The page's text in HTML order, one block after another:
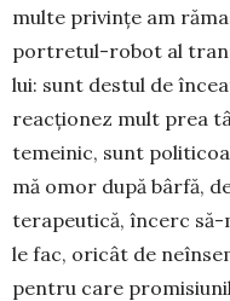
multe privințe am
por­tretul-robot al
lui: sunt destul de
reacționez mult prea
temeinic, sunt
mă omor după bârfă,
terapeutică, încerc să-
le fac, oricât de
pentru care